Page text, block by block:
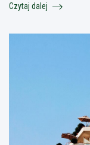
Czytaj dalej